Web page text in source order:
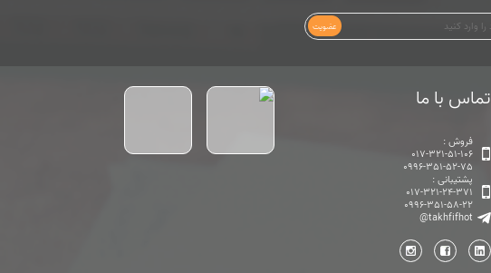
عضویت
تماس با ما
فروش :
017-321-51-106
0996-351-52-75
پشتیبانی :
017-321-24-371
0996-351-58-22
@takhfifhot